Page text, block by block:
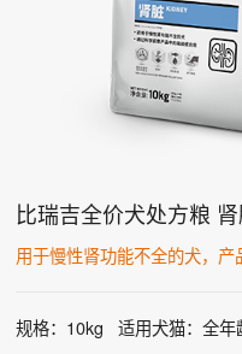
比瑞吉全价犬处方粮
用于慢性肾功能不全的犬，
规格：10kg 适用犬猫：全年